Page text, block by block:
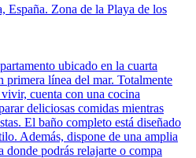
España. Zona de la Playa de los
ubicado en la cuarta
primera línea del mar. Totalmente
cuenta con una cocina
deliciosas comidas mientras
El baño completo está diseñado
Además, dispone de una amplia
donde podrás relajarte o compa